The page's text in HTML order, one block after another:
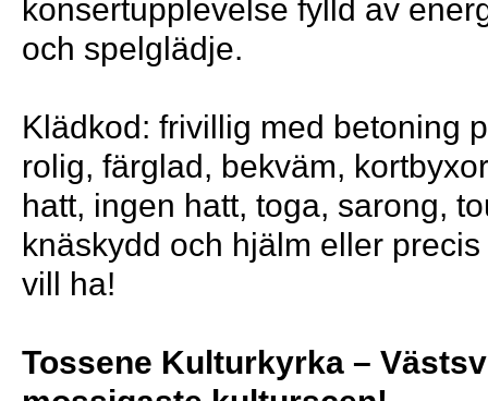
konsertupplevelse fylld av
och spelglädje.
Klädkod: frivillig med betoning
rolig, färglad, bekväm,
hatt, ingen hatt, toga, sarong,
knäskydd och hjälm eller
vill ha!
Tossene Kulturkyrka –